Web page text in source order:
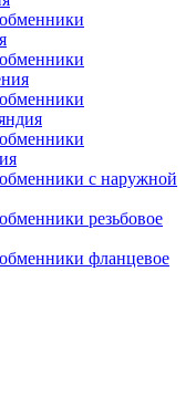
с наружной
резьбовое
фланцевое